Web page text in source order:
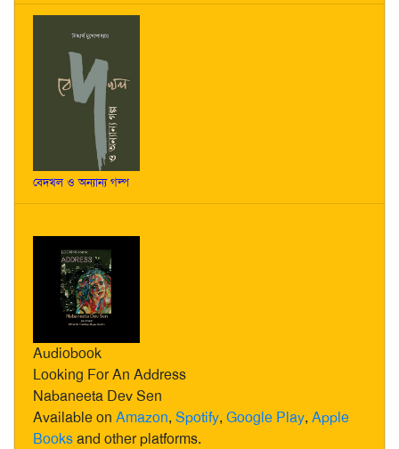
বেদখল ও অন্যান্য গল্প
Audiobook
Looking For An Address
Nabaneeta Dev Sen
Available on Amazon, Spotify, Google Play, Apple
Booksand other platforms.